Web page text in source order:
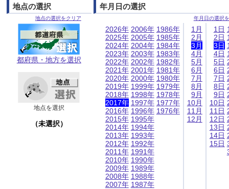
地点の選択
地点の選択をクリア
都府県・地方を選択
地点を選択
（未選択）
年月日の選択
年月日の選択
2026年
2025年
2024年
2023年
2022年
2021年
2020年
2019年
2018年
2017年
2016年
2015年
2014年
2013年
2012年
2011年
2010年
2009年
2008年
2007年
2006年
2005年
2004年
2003年
2002年
2001年
2000年
1999年
1998年
1997年
1996年
1995年
1994年
1993年
1992年
1991年
1990年
1989年
1988年
1987年
1986年
1985年
1984年
1983年
1982年
1981年
1980年
1979年
1978年
1977年
1976年
1月
2月
3月
4月
5月
6月
7月
8月
9月
10月
11月
12月
1日
2日
3日
4日
5日
6日
7日
8日
9日
10日
11日
12日
13日
14日
15日